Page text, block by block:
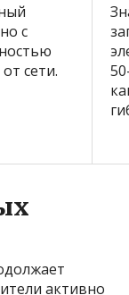
с
сети.
активно